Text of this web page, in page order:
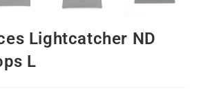
Lightcatcher ND
L